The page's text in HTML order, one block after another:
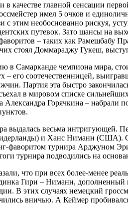
качестве главной сенсации
имел 5 очков и
с этим необоснованно рискуя,
путевок. Зато шансы на
фаворитов – таких как
стоял Доммараджу Гукеш,
в Самарканде чемпиона мира,
его соотечественницей,
Партия эта быстро
в мировом списке
Горячкина – набрали
выдалась весьма интригующей.
и Ханс Ниманн (США).
фаворитом турнира Арджуном
турнира подводились на
что при всех более-менее
Гири – Ниманн,
В этих случаях немецкий
вничью. А Кеймер